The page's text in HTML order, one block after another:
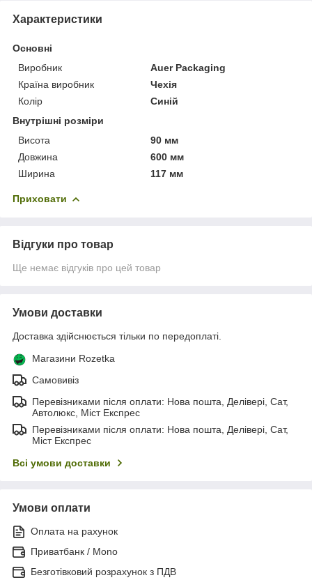
Характеристики
Основні
Виробник
Auer Packaging
Країна виробник
Чехія
Колір
Синій
Внутрішні розміри
Висота
90 мм
Довжина
600 мм
Ширина
117 мм
Приховати
Відгуки про товар
Ще немає відгуків про цей товар
Умови доставки
Доставка здійснюється тільки по передоплаті.
Магазини Rozetka
Самовивіз
Перевізниками після оплати: Нова пошта, Делівері, Сат,
Автолюкс, Міст Експрес
Перевізниками після оплати: Нова пошта, Делівері, Сат,
Міст Експрес
Всі умови доставки
Умови оплати
Оплата на рахунок
Приватбанк / Mono
Безготівковий розрахунок з ПДВ